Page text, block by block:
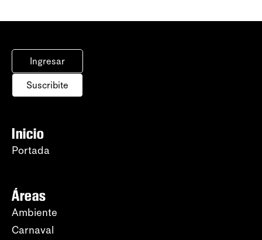
Ingresar
Suscribite
Inicio
Portada
Áreas
Ambiente
Carnaval